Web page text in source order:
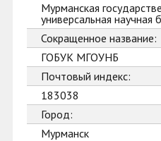
Мурманская
универсальная научная
Сокращенное название:
ГОБУК МГОУНБ
Почтовый индекс:
183038
Город:
Мурманск